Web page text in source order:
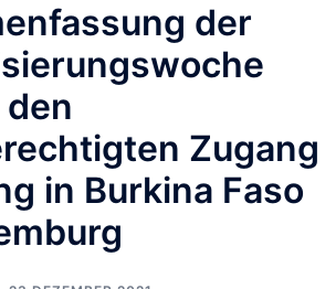
der
Zugang
in Burkina Faso